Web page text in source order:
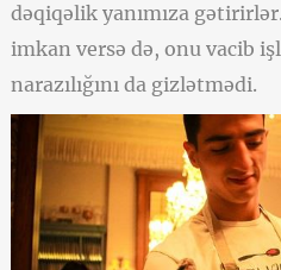
dəqiqəlik yanımıza
imkan versə də, onu vacib
narazılığını da gizlətmədi.